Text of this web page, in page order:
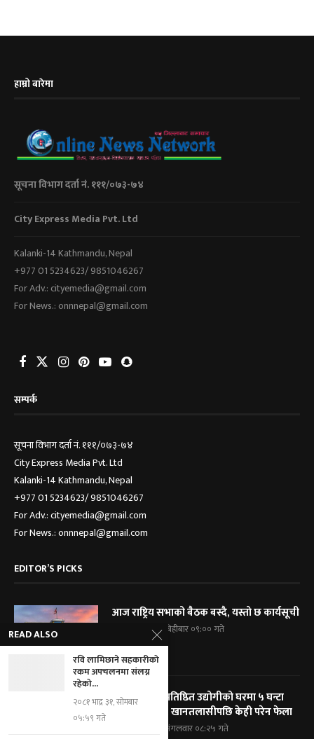
हाम्रो बारेमा
सूचना विभाग दर्ता नं. १११/०७३-७४
City Express Media Pvt. Ltd
Kalanki-14 Kathmandu, Nepal
+977 01 5234623/ 9851046267
For Adv.: cityemedia@gmail.com
For News.: onnnepal@gmail.com
सम्पर्क
सूचना विभाग दर्ता नं. १११/०७३-७४
City Express Media Pvt. Ltd
Kalanki-14 Kathmandu, Nepal
+977 01 5234623/ 9851046267
For Adv.: cityemedia@gmail.com
For News.: onnnepal@gmail.com
EDITOR’S PICKS
आज राष्ट्रिय सभाको बैठक बस्दै, यस्तो छ कार्यसूची
२०८३ श्रावण २१, बिहीबार ०९:०० गते
विराटनगरका प्रतिष्ठित उद्योगीको घरमा ५ घन्टा
प्रहरी घेराबन्दी, खानतलासीपछि केही परेन फेला
२०८३ श्रावण १९, मंगलवार ०८:२५ गते
READ ALSO
रवि लामिछाने सहकारीको
रकम अपचलनमा संलग्न
रहेको...
२०८१ भाद्र ३१, सोमबार
०५:५९ गते